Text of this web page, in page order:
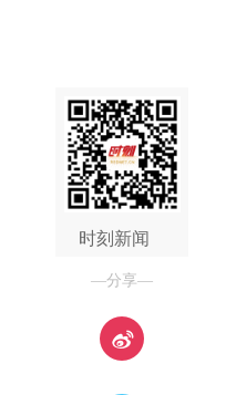
时刻新闻
—分享—